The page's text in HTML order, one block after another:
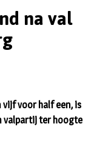
na val
vijf voor half een, is
valpartij ter hoogte